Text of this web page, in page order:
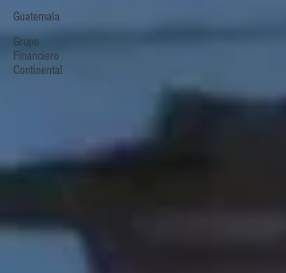
Guatemala
Grupo
Financiero
Continental